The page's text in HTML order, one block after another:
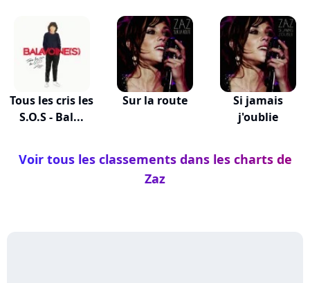
Tous les cris les
S.O.S - Bal...
Sur la route
Si jamais
j'oublie
Voir tous les classements dans les charts de
Zaz